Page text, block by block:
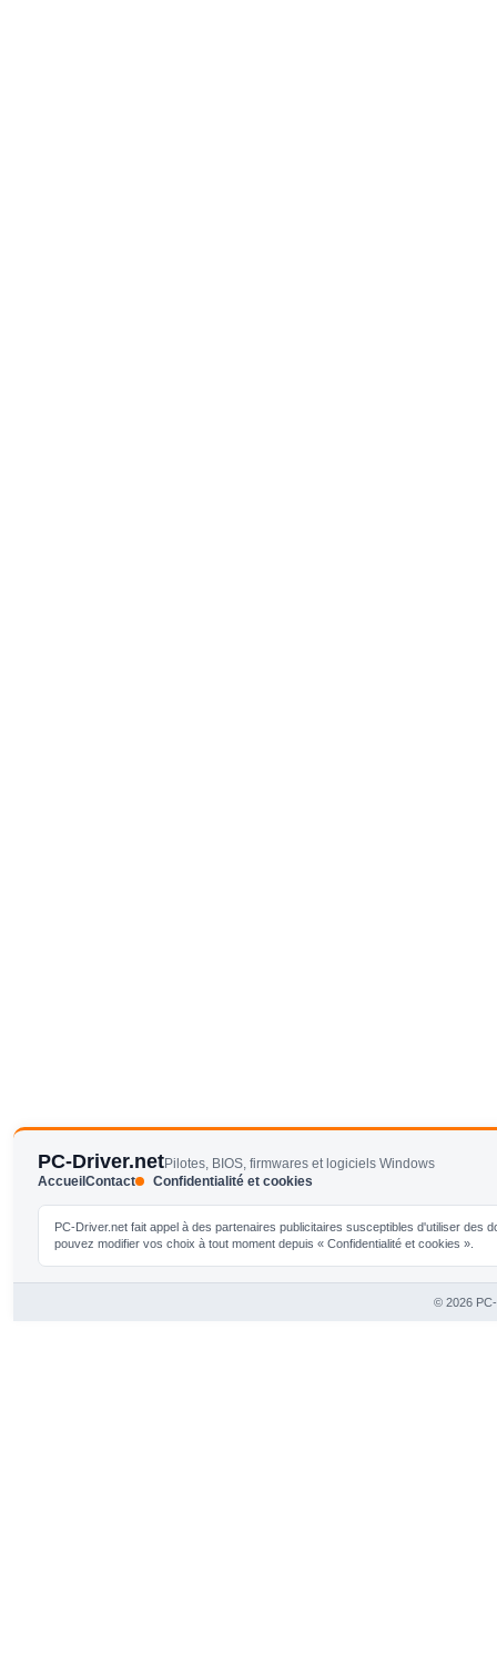
PC-Driver.netPilotes, BIOS, firmwares et logiciels Windows
AccueilContact Confidentialité et cookies
PC-Driver.net fait appel à des partenaires publicitaires susceptibles d'utiliser
pouvez modifier vos choix à tout moment depuis « Confidentialité et cookies ».
© 2026